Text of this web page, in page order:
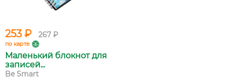
253 ₽ 267 ₽
по карте
Маленький блокнот для
записей...
Be Smart